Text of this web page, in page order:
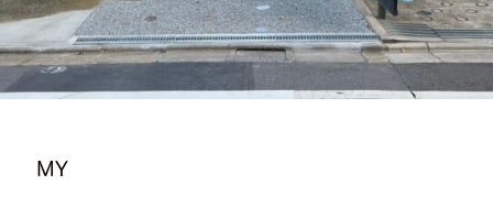
MY